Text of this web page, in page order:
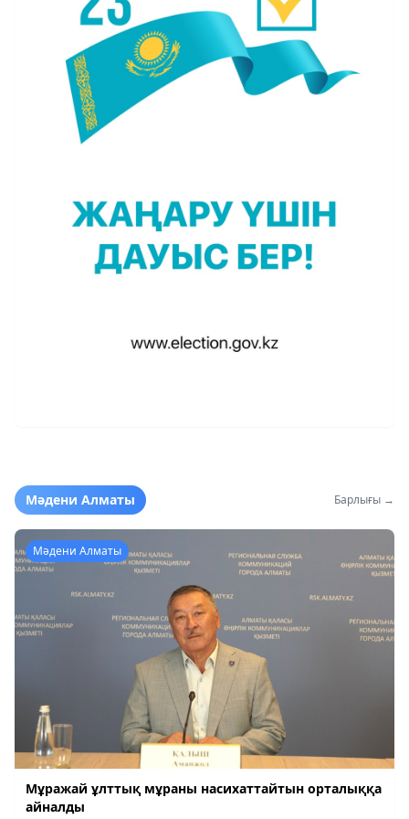
Мәдени Алматы Барлығы →
Мәдени Алматы
Мұражай ұлттық мұраны насихаттайтын орталыққа
айналды